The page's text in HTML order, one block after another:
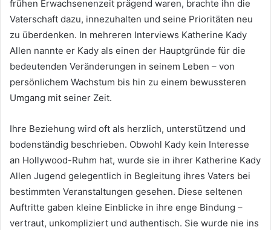
frühen Erwachsenenzeit prägend waren, brachte ihn die
Vaterschaft dazu, innezuhalten und seine Prioritäten neu
zu überdenken. In mehreren Interviews Katherine Kady
Allen nannte er Kady als einen der Hauptgründe für die
bedeutenden Veränderungen in seinem Leben – von
persönlichem Wachstum bis hin zu einem bewussteren
Umgang mit seiner Zeit.
Ihre Beziehung wird oft als herzlich, unterstützend und
bodenständig beschrieben. Obwohl Kady kein Interesse
an Hollywood-Ruhm hat, wurde sie in ihrer Katherine Kady
Allen Jugend gelegentlich in Begleitung ihres Vaters bei
bestimmten Veranstaltungen gesehen. Diese seltenen
Auftritte gaben kleine Einblicke in ihre enge Bindung –
vertraut, unkompliziert und authentisch. Sie wurde nie ins